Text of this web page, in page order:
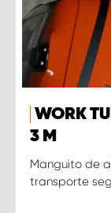
WORK
3 M
Manguito de
transporte